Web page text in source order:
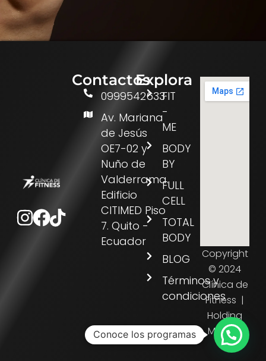
Instagram
Facebook
Tiktok
Contactos
0999542633
Av. Mariana
de Jesús
OE7-02 y
Nuño de
Valderrama.
Edificio
CITIMED Piso
7. Quito -
Ecuador
Explora
FIT
-
ME
BODY
BY
FULL
CELL
TOTAL
BODY
BLOG
Términos y
condiciones
Copyright
© 2024
Clínica de
Fitness |
Holding
Médico
Conoce los programas